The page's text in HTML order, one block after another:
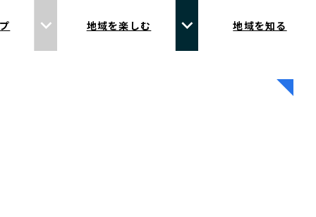
地域を楽しむ 地域を知る